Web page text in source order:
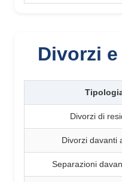
Divorzi
Divorzi di
Divorzi davanti
Separazioni